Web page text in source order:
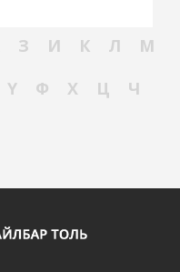
З И К Л
М
Ү Ф Х Ц
Ч